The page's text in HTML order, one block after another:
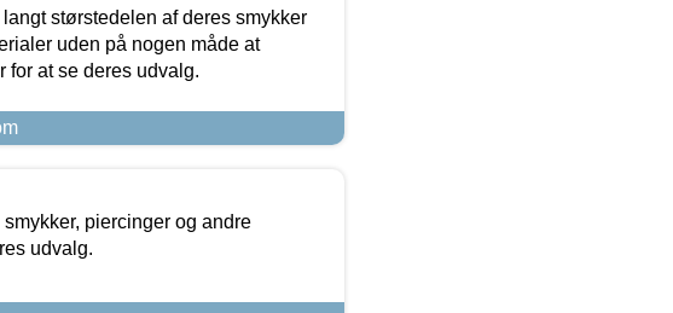
størstedelen af deres smykker
uden på nogen måde at
for at se deres udvalg.
piercinger og andre
udvalg.